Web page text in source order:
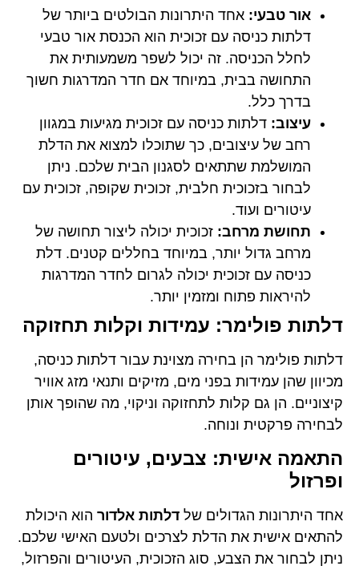
אור טבעי: אחד היתרונות הבולטים ביותר של
דלתות כניסה עם זכוכית הוא הכנסת אור טבעי
לחלל הכניסה. זה יכול לשפר משמעותית את
התחושה בבית, במיוחד אם חדר המדרגות חשוך
בדרך כלל.
עיצוב: דלתות כניסה עם זכוכית מגיעות במגוון
רחב של עיצובים, כך שתוכלו למצוא את הדלת
המושלמת שתתאים לסגנון הבית שלכם. ניתן
לבחור בזכוכית חלבית, זכוכית שקופה, זכוכית עם
עיטורים ועוד.
תחושת מרחב: זכוכית יכולה ליצור תחושה של
מרחב גדול יותר, במיוחד בחללים קטנים. דלת
כניסה עם זכוכית יכולה לגרום לחדר המדרגות
להיראות פתוח ומזמין יותר.
דלתות פולימר: עמידות וקלות תחזוקה
דלתות פולימר הן בחירה מצוינת עבור דלתות כניסה,
מכיוון שהן עמידות בפני מים, מזיקים ותנאי מזג אוויר
קיצוניים. הן גם קלות לתחזוקה וניקוי, מה שהופך אותן
לבחירה פרקטית ונוחה.
התאמה אישית: צבעים, עיטורים
ופרזול
אחד היתרונות הגדולים של דלתות אלדור הוא היכולת
להתאים אישית את הדלת לצרכים ולטעם האישי שלכם.
ניתן לבחור את הצבע, סוג הזכוכית, העיטורים והפרזול,